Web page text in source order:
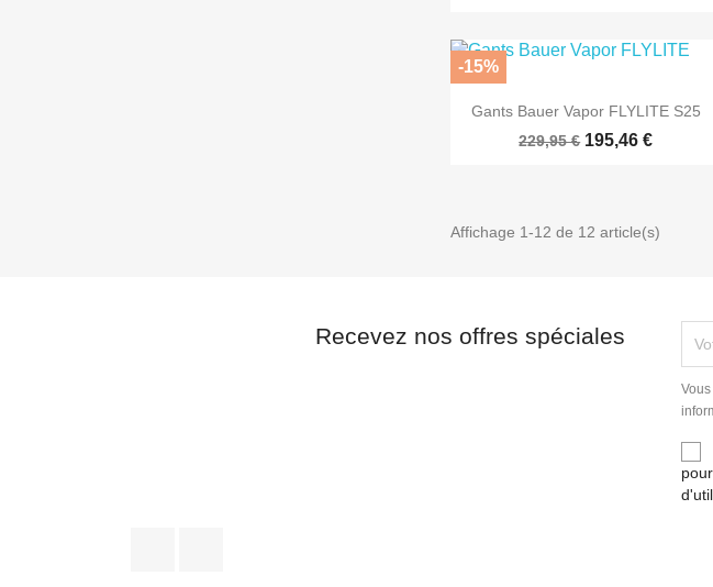
 Aperçu rapide
Gants Bauer Vapor FLYLITE S25
229,95 € 195,46 €
-15%
Affichage 1-12 de 12 article(s)
Recevez nos offres spéciales